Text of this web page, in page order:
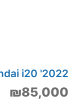
2022' Hyundai i20 יונדאי
₪85,000